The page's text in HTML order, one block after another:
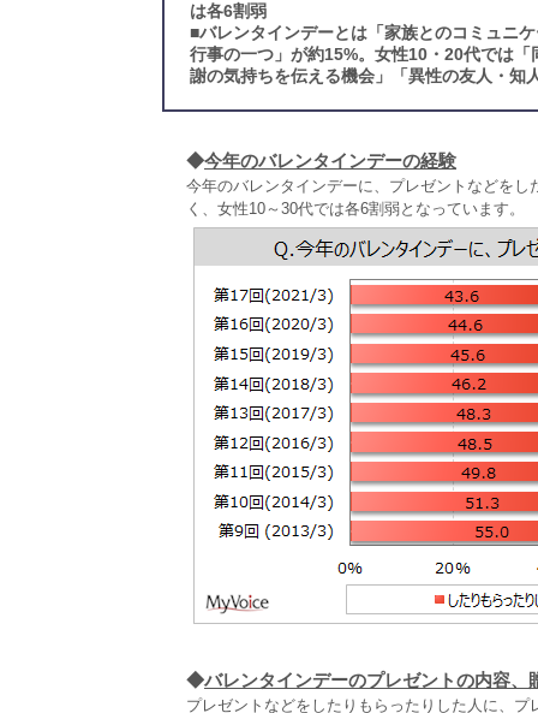
は各6割弱
■バレンタインデーとは「家族とのコミュニ
行事の一つ」が約15%。女性10・20代では
謝の気持ちを伝える機会」「異性の友人・知
◆今年のバレンタインデーの経験
今年のバレンタインデーに、プレゼントなどを
く、女性10～30代では各6割弱となっています。
◆バレンタインデーのプレゼントの内容、
プレゼントなどをしたりもらったりした人に、